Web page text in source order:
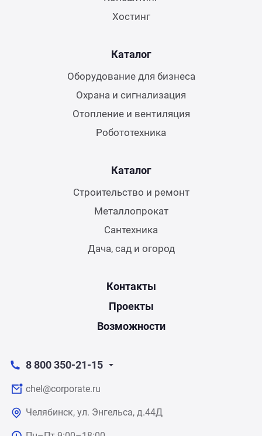
Хостинг
Каталог
Оборудование для бизнеса
Охрана и сигнализация
Отопление и вентиляция
Робототехника
Каталог
Строительство и ремонт
Металлопрокат
Сантехника
Дача, сад и огород
Контакты
Проекты
Возможности
8 800 350-21-15
chel@corporate.ru
Челябинск, ул. Энгельса, д.44Д